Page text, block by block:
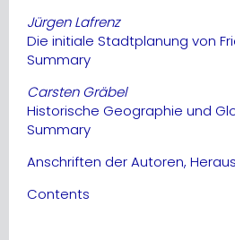
Jürgen Lafrenz
Die initiale Stadtplanung von
Summary
Carsten Gräbel
Historische Geographie und
Summary
Anschriften der Autoren,
Contents